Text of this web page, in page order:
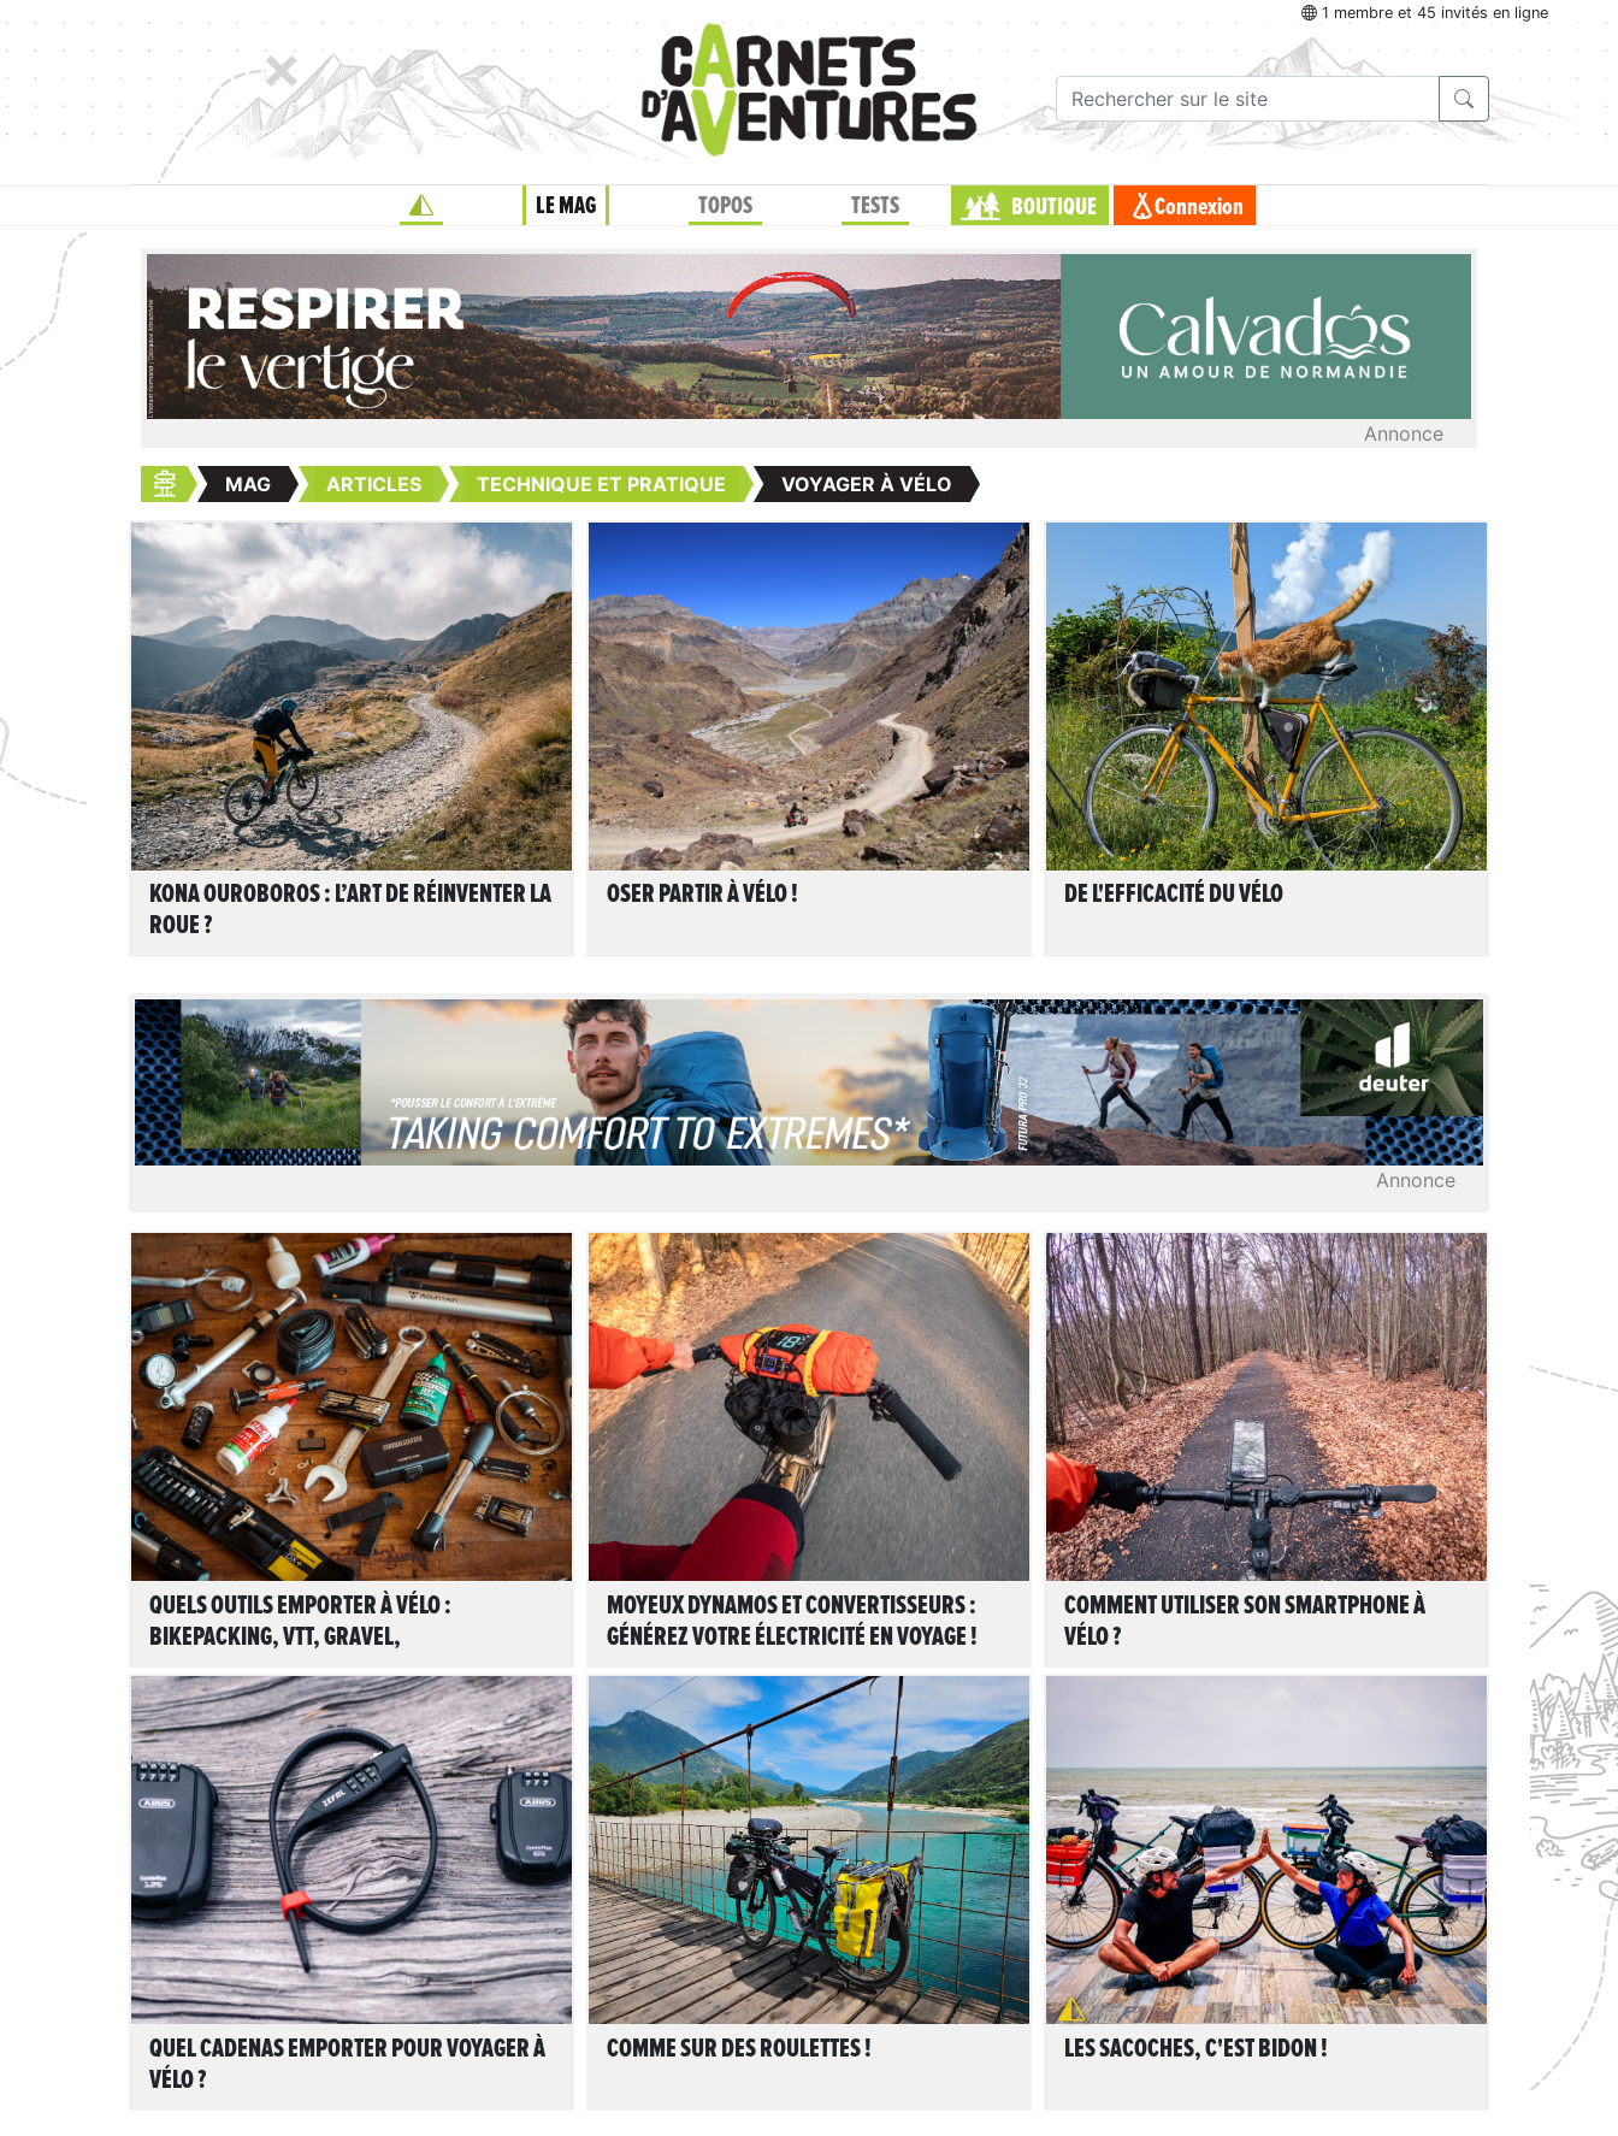
1 membre et 45 invités en ligne
LE MAG TOPOS TESTS BOUTIQUE Connexion
Annonce
MAG ARTICLES TECHNIQUE ET PRATIQUE VOYAGER À VÉLO
1
LIRE L'ARTICLE
KONA OUROBOROS : L’ART DE RÉINVENTER LA
ROUE ?
LIRE L'ARTICLE
OSER PARTIR À VÉLO !
LIRE L'ARTICLE
DE L'EFFICACITÉ DU VÉLO
Annonce
LIRE L'ARTICLE
QUELS OUTILS EMPORTER À VÉLO :
BIKEPACKING, VTT, GRAVEL,
LIRE L'ARTICLE
MOYEUX DYNAMOS ET CONVERTISSEURS :
GÉNÉREZ VOTRE ÉLECTRICITÉ EN VOYAGE !
LIRE L'ARTICLE
COMMENT UTILISER SON SMARTPHONE À
VÉLO ?
LIRE L'ARTICLE
QUEL CADENAS EMPORTER POUR VOYAGER À
VÉLO ?
LIRE L'ARTICLE
COMME SUR DES ROULETTES !
LIRE L'ARTICLE
LES SACOCHES, C'EST BIDON !